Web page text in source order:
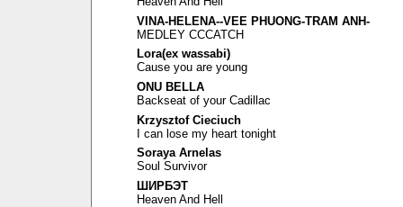
VINA-HELENA--VEE PHUONG-TRAM ANH-
MEDLEY CCCATCH
Lora(ex wassabi)
Cause you are young
ONU BELLA
Backseat of your Cadillac
Krzysztof Cieciuch
I can lose my heart tonight
Soraya Arnelas
Soul Survivor
ШИРБЭТ
Heaven And Hell